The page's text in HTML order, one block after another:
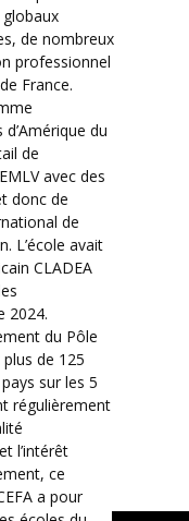
de nombreux
professionnel
France.
du
de
avec des
donc de
de
L’école avait
CLADEA
2024.
du Pôle
de 125
sur les 5
régulièrement
l’intérêt
ce
a pour